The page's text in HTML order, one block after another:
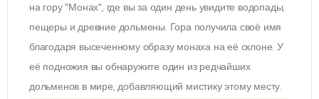
на гору "Монах", где вы за один день увидите водопады,
пещеры и древние дольмены. Гора получила своё имя
благодаря высеченному образу монаха на её склоне. У
её подножия вы обнаружите один из редчайших
дольменов в мире, добавляющий мистику этому месту.